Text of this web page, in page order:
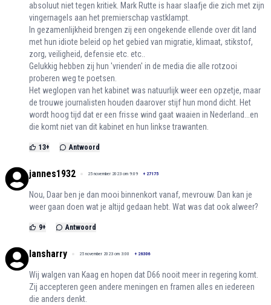
absoluut niet tegen kritiek. Mark Rutte is haar slaafje die zich met zijn
vingernagels aan het premierschap vastklampt.
In gezamenlijkheid brengen zij een ongekende ellende over dit land
met hun idiote beleid op het gebied van migratie, klimaat, stikstof,
zorg, veiligheid, defensie etc. etc..
Gelukkig hebben zij hun 'vrienden' in de media die alle rotzooi
proberen weg te poetsen.
Het weglopen van het kabinet was natuurlijk weer een opzetje, maar
de trouwe journalisten houden daarover stijf hun mond dicht. Het
wordt hoog tijd dat er een frisse wind gaat waaien in Nederland...en
die komt niet van dit kabinet en hun linkse trawanten.
13+ Antwoord
jannes1932 25 november 2023 om 9:09 + 27175
Nou, Daar ben je dan mooi binnenkort vanaf, mevrouw. Dan kan je
weer gaan doen wat je altijd gedaan hebt. Wat was dat ook alweer?
9+ Antwoord
lansharry 25 november 2023 om 3:00 + 26306
Wij walgen van Kaag en hopen dat D66 nooit meer in regering komt.
Zij accepteren geen andere meningen en framen alles en iedereen
die anders denkt.